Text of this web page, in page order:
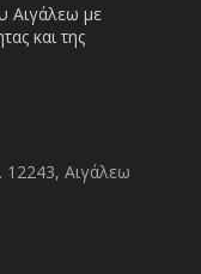
Αιγάλεω με
και της
Αιγάλεω